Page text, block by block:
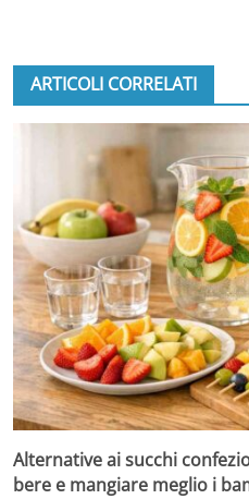
ARTICOLI CORRELATI
Alternative ai succhi
bere e mangiare meglio i